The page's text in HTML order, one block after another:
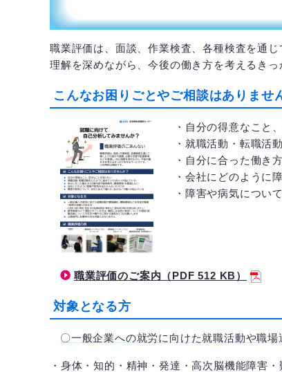
職業評価は、面談、作業検査、各種検査を通
理解を深めながら、今後の働き方を考えるきっ
こんなお困りごとやご相談はありませ
・自分の得意なこと
・就職活動・転職活
・自分に合った働き
・会社にどのように
・障害や病気につい
職業評価のご案内（PDF 512 KB）
対象となる方
〇一般企業への就労に向けた就職活動や職
・身体・知的・精神・発達・高次脳機能障害